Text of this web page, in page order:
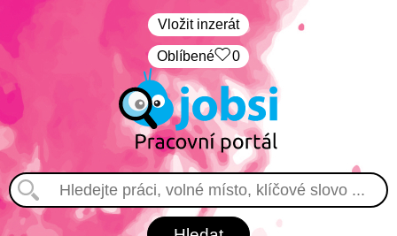
Vložit inzerát
Oblíbené 0